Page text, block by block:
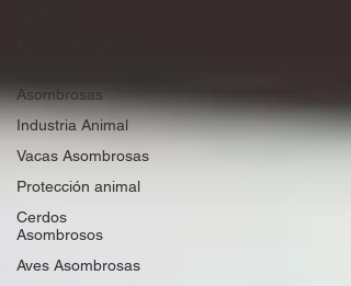
Asombrosas
Industria Animal
Vacas Asombrosas
Protección animal
Cerdos
Asombrosos
Aves Asombrosas